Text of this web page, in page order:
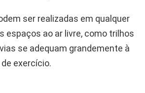
ser realizadas em qualquer
espaços ao ar livre, como trilhos
se adequam grandemente à
exercício.